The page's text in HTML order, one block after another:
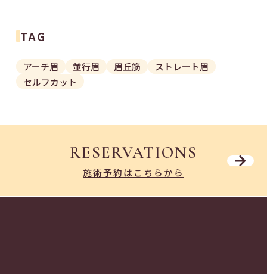
TAG
アーチ眉 並行眉 眉丘筋
ストレート眉
セルフカット
RESERVATIONS
施術予約はこちらから